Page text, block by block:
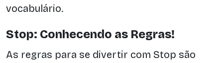
vocabulário.
Stop: Conhecendo as Regras!
As regras para se divertir com Stop são